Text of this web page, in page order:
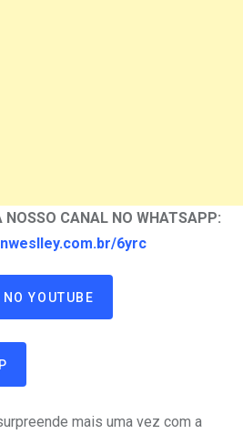
NOSSO CANAL NO WHATSAPP:
6yrc
YOUTUBE
mais uma vez com a